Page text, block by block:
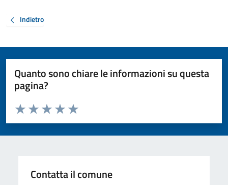
Indietro
Quanto sono chiare le informazioni su questa
pagina?
Valuta da 1 a 5 stelle la pagina
Valuta 5 stelle su 5
Valuta 4 stelle su 5
Valuta 3 stelle su 5
Valuta 2 stelle su 5
Valuta 1 stelle su 5
Contatta il comune